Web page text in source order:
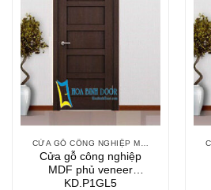
CỬA GỖ CÔNG NGHIỆP MDF VENEER
Cửa gỗ công nghiệp
MDF phủ veneer
KD.P1GL5